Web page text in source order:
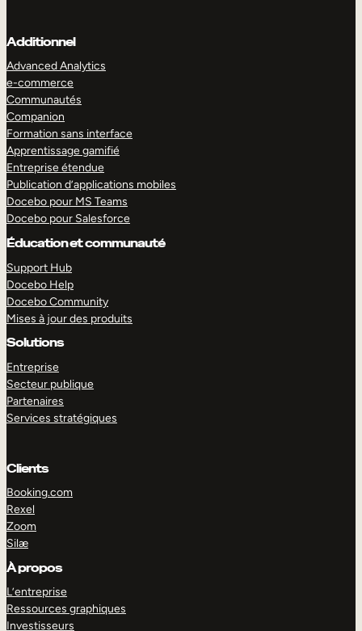
Additionnel
Advanced Analytics
e-commerce
Communautés
Companion
Formation sans interface
Apprentissage gamifié
Entreprise étendue
Publication d’applications mobiles
Docebo pour MS Teams
Docebo pour Salesforce
Éducation et communauté
Support Hub
Docebo Help
Docebo Community
Mises à jour des produits
Solutions
Entreprise
Secteur publique
Partenaires
Services stratégiques
Clients
Booking.com
Rexel
Zoom
Silæ
À propos
L’entreprise
Ressources graphiques
Investisseurs